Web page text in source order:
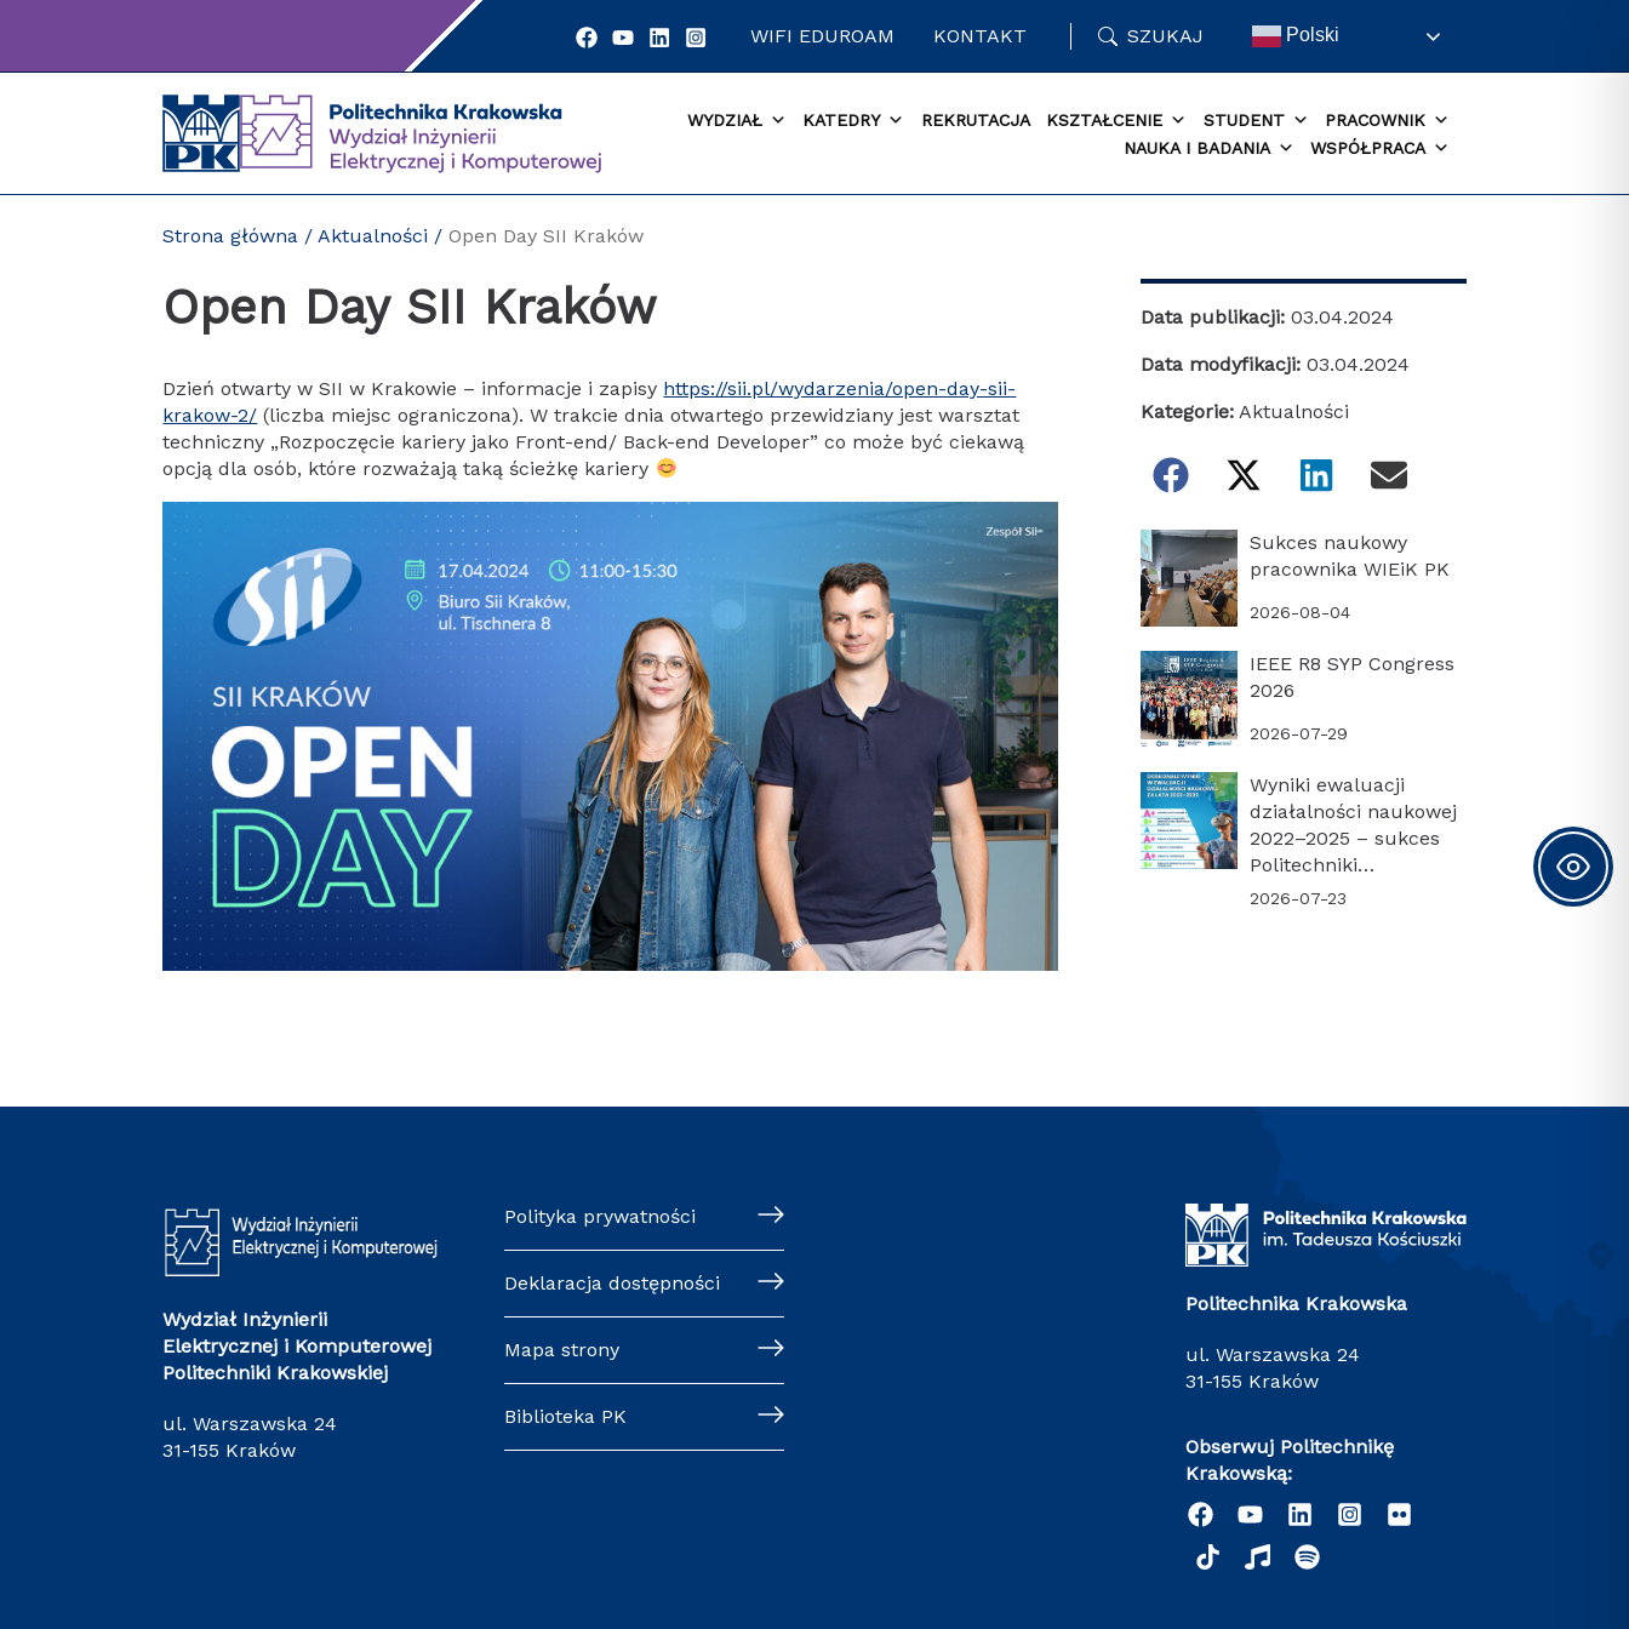
WIFI EDUROAM KONTAKT SZUKAJ Polski
WYDZIAŁ KATEDRY REKRUTACJA KSZTAŁCENIE STUDENT
PRACOWNIK
NAUKA I BADANIA
WSPÓŁPRACA
Strona główna /Aktualności /Open Day SII Kraków
Open Day SII Kraków
Dzień otwarty w SII w Krakowie – informacje i zapisy https://sii.pl/wydarzenia/open-day-sii-
krakow-2/ (liczba miejsc ograniczona). W trakcie dnia otwartego przewidziany jest warsztat
techniczny „Rozpoczęcie kariery jako Front-end/ Back-end Developer” co może być ciekawą
opcją dla osób, które rozważają taką ścieżkę kariery
Data publikacji: 03.04.2024
Data modyfikacji: 03.04.2024
Kategorie: Aktualności
Sukces naukowy
pracownika WIEiK PK
2026-08-04
IEEE R8 SYP Congress
2026
2026-07-29
Wyniki ewaluacji
działalności naukowej
2022–2025 – sukces
Politechniki
Krakowskiej i naszego
2026-07-23
Wydział Inżynierii
Elektrycznej i Komputerowej
Politechniki Krakowskiej
ul. Warszawska 24
31-155 Kraków
Polityka prywatności
Deklaracja dostępności
Mapa strony
Biblioteka PK
Politechnika Krakowska
ul. Warszawska 24
31-155 Kraków
Obserwuj Politechnikę
Krakowską: